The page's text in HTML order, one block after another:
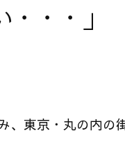
・・」
、東京・丸の内の